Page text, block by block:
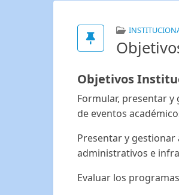
Objetivos
Formular, presentar
de eventos
Presentar y
administrativos e
Evaluar los